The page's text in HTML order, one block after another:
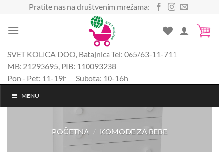
sadržaj
Pratite nas na društvenim mrežama:
SVET KOLICA DOO, Batajnica Tel: 065/63-11-711
MB: 21293695, PIB: 110093238
Pon - Pet: 11-19h Subota: 10-16h
MENU
POČETNA / KOMODE ZA BEBE